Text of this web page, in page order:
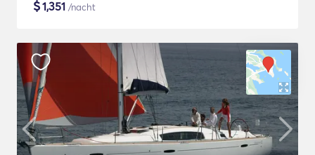
$1,351 /nacht